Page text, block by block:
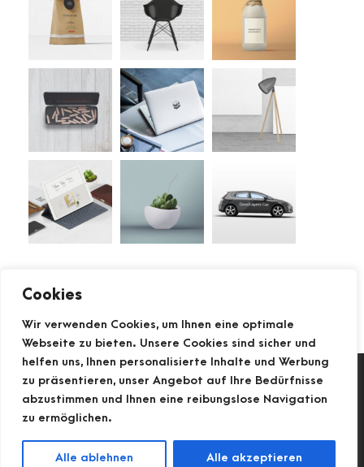
Cookies
Wir verwenden Cookies, um Ihnen eine optimale
Webseite zu bieten. Unsere Cookies sind sicher und
helfen uns, Ihnen personalisierte Inhalte und Werbung
zu präsentieren, unser Angebot auf Ihre Bedürfnisse
abzustimmen und Ihnen eine reibungslose Navigation
zu ermöglichen.
Alle ablehnen Alle akzeptieren
NEUESTE KOMMENTARE
Impressum
Datenschutzerklärung
©2026 Trend-Kosmetik.de